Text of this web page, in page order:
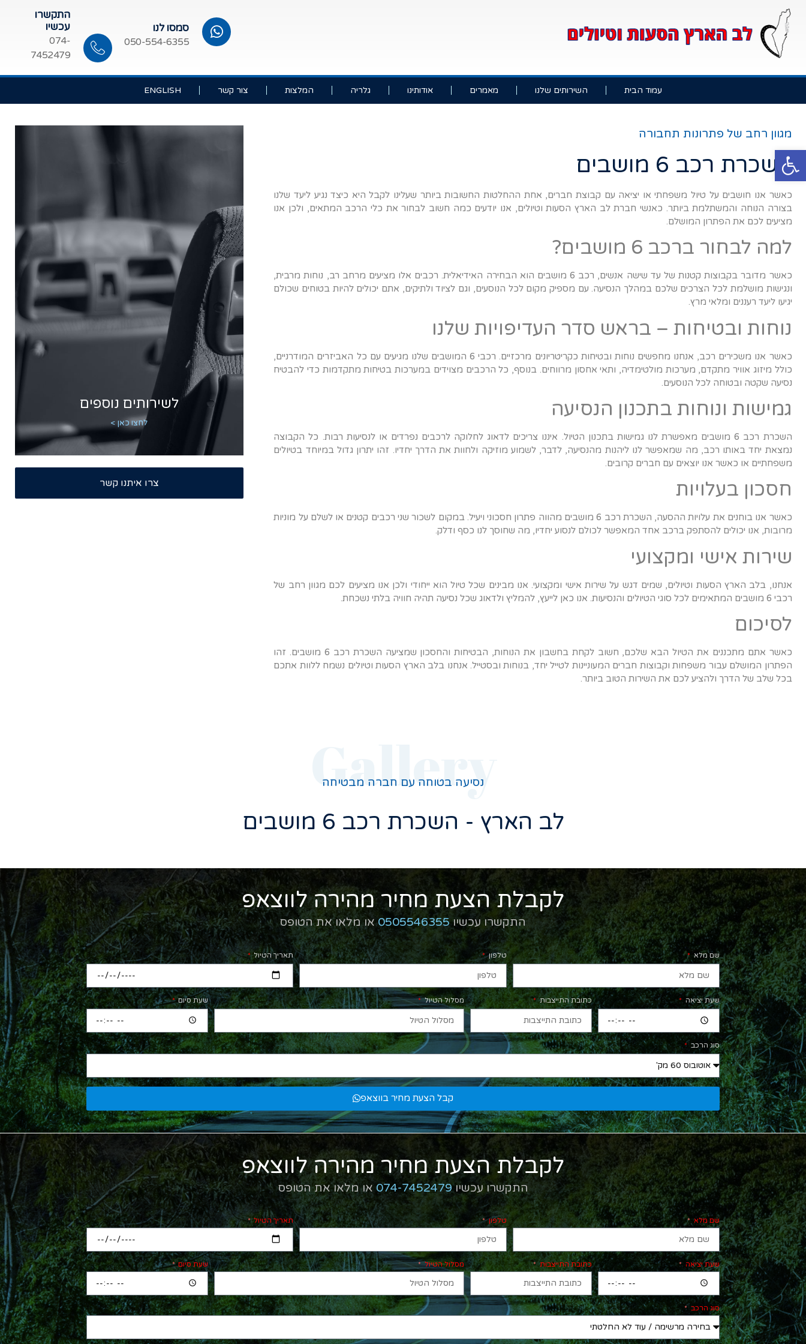
סמסו לנו
050-554-6355
התקשרו
עכשיו
074-
7452479
עמוד הבית השירותים שלנו מאמרים אודותינו גלריה המלצות צור קשר ENGLISH
מגוון רחב של פתרונות תחבורה
השכרת רכב 6 מושבים
כאשר אנו חושבים על טיול משפחתי או יציאה עם קבוצת חברים, אחת ההחלטות החשובות ביותר שעלינו לקבל היא כיצד נגיע ליעד שלנו
בצורה הנוחה והמשתלמת ביותר. כאנשי חברת לב הארץ הסעות וטיולים, אנו יודעים כמה חשוב לבחור את כלי הרכב המתאים, ולכן אנו
מציעים לכם את הפתרון המושלם.
למה לבחור ברכב 6 מושבים?
כאשר מדובר בקבוצות קטנות של עד שישה אנשים, רכב 6 מושבים הוא הבחירה האידיאלית. רכבים אלו מציעים מרחב רב, נוחות מרבית,
ונגישות מושלמת לכל הצרכים שלכם במהלך הנסיעה. עם מספיק מקום לכל הנוסעים, וגם לציוד ולתיקים, אתם יכולים להיות בטוחים שכולם
יגיעו ליעד רעננים ומלאי מרץ.
נוחות ובטיחות – בראש סדר העדיפויות שלנו
כאשר אנו משכירים רכב, אנחנו מחפשים נוחות ובטיחות כקריטריונים מרכזיים. רכבי 6 המושבים שלנו מגיעים עם כל האביזרים המודרניים,
כולל מיזוג אוויר מתקדם, מערכות מולטימדיה, ותאי אחסון מרווחים. בנוסף, כל הרכבים מצוידים במערכות בטיחות מתקדמות כדי להבטיח
נסיעה שקטה ובטוחה לכל הנוסעים.
גמישות ונוחות בתכנון הנסיעה
השכרת רכב 6 מושבים מאפשרת לנו גמישות בתכנון הטיול. איננו צריכים לדאוג לחלוקה לרכבים נפרדים או לנסיעות רבות. כל הקבוצה
נמצאת יחד באותו רכב, מה שמאפשר לנו ליהנות מהנסיעה, לדבר, לשמוע מוזיקה ולחוות את הדרך יחדיו. זהו יתרון גדול במיוחד בטיולים
משפחתיים או כאשר אנו יוצאים עם חברים קרובים.
חסכון בעלויות
כאשר אנו בוחנים את עלויות ההסעה, השכרת רכב 6 מושבים מהווה פתרון חסכוני ויעיל. במקום לשכור שני רכבים קטנים או לשלם על מוניות
מרובות, אנו יכולים להסתפק ברכב אחד המאפשר לכולם לנסוע יחדיו, מה שחוסך לנו כסף ודלק.
שירות אישי ומקצועי
אנחנו, בלב הארץ הסעות וטיולים, שמים דגש על שירות אישי ומקצועי. אנו מבינים שכל טיול הוא ייחודי ולכן אנו מציעים לכם מגוון רחב של
רכבי 6 מושבים המתאימים לכל סוגי הטיולים והנסיעות. אנו כאן לייעץ, להמליץ ולדאוג שכל נסיעה תהיה חוויה בלתי נשכחת.
לסיכום
כאשר אתם מתכננים את הטיול הבא שלכם, חשוב לקחת בחשבון את הנוחות, הבטיחות והחסכון שמציעה השכרת רכב 6 מושבים. זהו
הפתרון המושלם עבור משפחות וקבוצות חברים המעוניינות לטייל יחד, בנוחות ובסטייל. אנחנו בלב הארץ הסעות וטיולים נשמח ללוות אתכם
בכל שלב של הדרך ולהציע לכם את השירות הטוב ביותר.
לשירותים נוספים
לחצו כאן >
צרו איתנו קשר
Gallery
נסיעה בטוחה עם חברה מבטיחה
לב הארץ - השכרת רכב 6 מושבים
לקבלת הצעת מחיר מהירה לווצאפ
התקשרו עכשיו0505546355או מלאו את הטופס
שם מלא טלפון תאריך הטיול
שעת יציאה כתובת התייצבות מסלול הטיול שעת סיום
סוג הרכב
קבל הצעת מחיר בווצאפ
לקבלת הצעת מחיר מהירה לווצאפ
התקשרו עכשיו074-7452479 או מלאו את הטופס
שם מלא טלפון תאריך הטיול
שעת יציאה כתובת התייצבות מסלול הטיול שעת סיום
סוג הרכב
פתח סרגל נגישות